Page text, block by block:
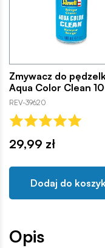
Zmywacz do
Aqua Color Clean
REV-39620
29,99 zł
Dodaj do
Opis